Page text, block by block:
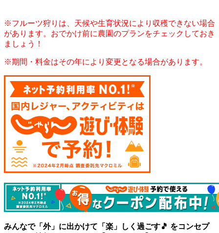
※フルーツ狩りは、天候や生育状況により収穫できない場合
があります。おでかけ前に農園のプランをチェックしておき
ましょう！
※期間・料金はその年により変更となる場合があります。
みんなで「外」に出かけて「楽」しく過ごす🎵 をコンセプ